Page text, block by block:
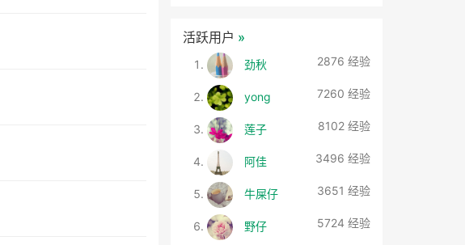
活跃用户 »
劲秋 2876 经验
yong 7260 经验
莲子 8102 经验
阿佳 3496 经验
牛屎仔 3651 经验
野仔 5724 经验